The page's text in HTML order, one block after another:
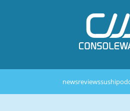
newsreviewssushi